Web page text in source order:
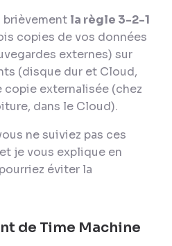
brièvement la règle 3-2-1
copies de vos données
externes) sur
(disque dur et Cloud,
copie externalisée (chez
dans le Cloud).
ne suiviez pas ces
je vous explique en
éviter la
de Time Machine